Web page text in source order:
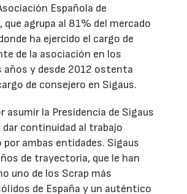
Española de
que agrupa al 81% del mercado
ha ejercido el cargo de
de la asociación en los
años y desde 2012 ostenta
de consejero en Sigaus.
asumir la Presidencia de Sigaus
dar continuidad al trabajo
por ambas entidades. Sigaus
de trayectoria, que le han
uno de los Scrap más
de España y un auténtico